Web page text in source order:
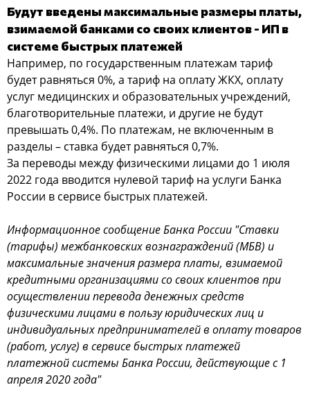
Будут введены максимальные размеры платы,
взимаемой банками со своих клиентов - ИП в
системе быстрых платежей
Например, по государственным платежам тариф
будет равняться 0%, а тариф на оплату ЖКХ, оплату
услуг медицинских и образовательных учреждений,
благотворительные платежи, и другие не будут
превышать 0,4%. По платежам, не включенным в
разделы – ставка будет равняться 0,7%.
За переводы между физическими лицами до 1 июля
2022 года вводится нулевой тариф на услуги Банка
России в сервисе быстрых платежей.
Информационное сообщение Банка России "Ставки
(тарифы) межбанковских вознаграждений (МБВ) и
максимальные значения размера платы, взимаемой
кредитными организациями со своих клиентов при
осуществлении перевода денежных средств
физическими лицами в пользу юридических лиц и
индивидуальных предпринимателей в оплату товаров
(работ, услуг) в сервисе быстрых платежей
платежной системы Банка России, действующие с 1
апреля 2020 года"